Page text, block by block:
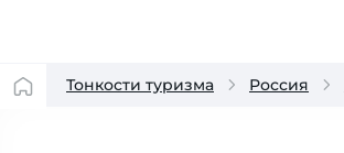
Тонкости туризма Россия